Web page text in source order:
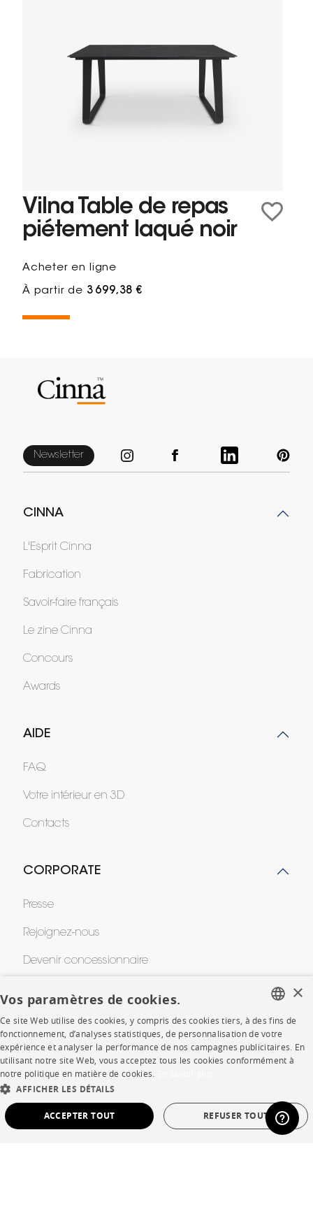
Vilna Table de repas
piétement laqué noir
Acheter en ligne
À partir de 3 699,38 €
Newsletter
CINNA
L'Esprit Cinna
Fabrication
Savoir-faire français
Le zine Cinna
Concours
Awards
AIDE
FAQ
Votre intérieur en 3D
Contacts
CORPORATE
Presse
Rejoignez-nous
Devenir concessionnaire
SHOP
Points de vente
FRENCH
ENGLISH
SPANISH
×
Vos paramètres de cookies.
Ce site Web utilise des cookies, y compris des cookies tiers, à des fins de
fonctionnement, d’analyses statistiques, de personnalisation de votre
expérience et analyser la performance de nos campagnes publicitaires. En
utilisant notre site Web, vous acceptez tous les cookies conformément à
notre politique en matière de cookies.
AFFICHER LES DÉTAILS
ACCEPTER TOUT REFUSER TOUT